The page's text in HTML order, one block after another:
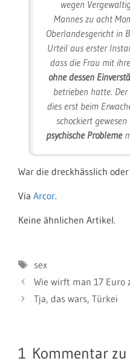
wegen
Mannes zu acht
Oberlandesgericht in
Urteil aus erster
dass die Frau mit
ohne dessen
betrieben hatte.
dies erst beim
schockiert gewesen
psychische Probleme
War die dreckhässlich
Via Arcor.
Keine ähnlichen Artikel.
Schlagwörter
sex
Wie wirft man 17 Euro
Tja, das wars, Türkei
1 Kommentar zu